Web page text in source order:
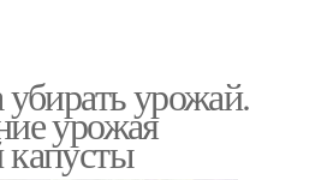
убирать урожай.
урожая
капусты